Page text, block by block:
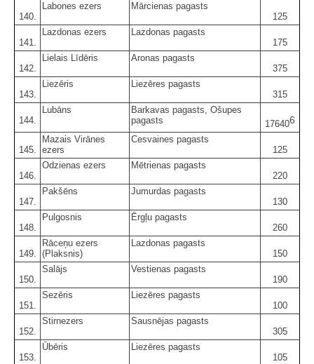
140.
Labones ezers
Mārcienas pagasts
125
141.
Lazdonas ezers
Lazdonas pagasts
175
142.
Lielais Līdēris
Aronas pagasts
375
143.
Liezēris
Liezēres pagasts
315
144.
Lubāns
Barkavas pagasts, Ošupes
pagasts
176406
145.
Mazais Virānes
ezers
Cesvaines pagasts
125
146.
Odzienas ezers
Mētrienas pagasts
220
147.
Pakšēns
Jumurdas pagasts
130
148.
Pulgosnis
Ērgļu pagasts
260
149.
Rāceņu ezers
(Plaksnis)
Lazdonas pagasts
150
150.
Salājs
Vestienas pagasts
190
151.
Sezēris
Liezēres pagasts
100
152.
Stirnezers
Sausnējas pagasts
305
153.
Ūbēris
Liezēres pagasts
105